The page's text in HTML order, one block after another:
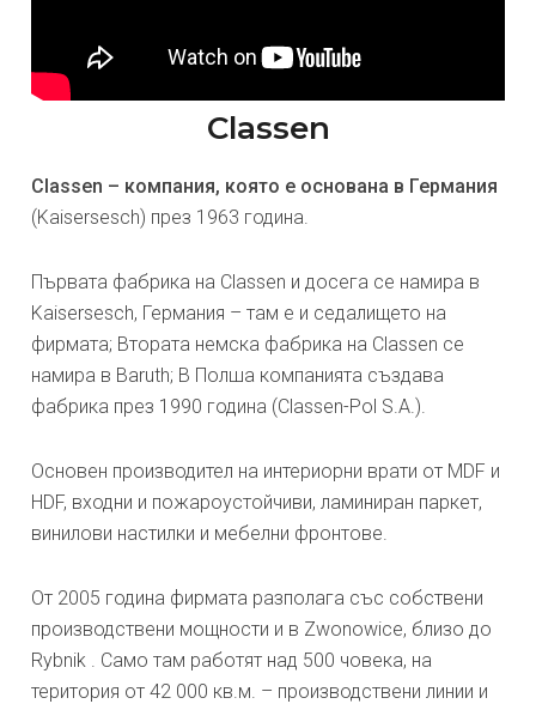
Classen
Classen – компания, която е основана в Германия
(Kaisersesch) през 1963 година.
Първата фабрика на Classen и досега се намира в
Kaisersesch, Германия – там е и седалището на
фирмата; Втората немска фабрика на Classen се
намира в Baruth; В Полша компанията създава
фабрика през 1990 година (Classen-Pol S.A.).
Основен производител на интериорни врати от MDF и
HDF, входни и пожароустойчиви, ламиниран паркет,
винилови настилки и мебелни фронтове.
От 2005 година фирмата разполага със собствени
производствени мощности и в Zwonowice, близо до
Rybnik . Само там работят над 500 човека, на
територия от 42 000 кв.м. – производствени линии и